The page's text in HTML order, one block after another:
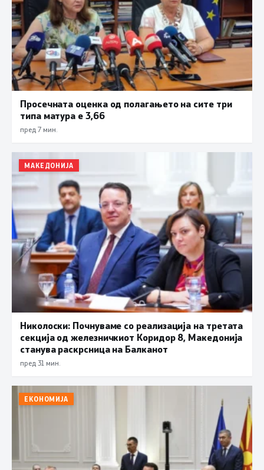
Просечната оценка од полагањето на сите три
типа матура е 3,66
пред 7 мин.
МАКЕДОНИЈА
Николоски: Почнуваме со реализација на третата
секција од железничкиот Коридор 8, Македонија
станува раскрсница на Балканот
пред 31 мин.
ЕКОНОМИЈА